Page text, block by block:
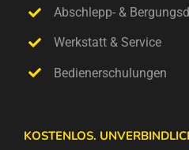
Abschlepp- &
Werkstatt & Service
Bedienerschulungen
KOSTENLOS.